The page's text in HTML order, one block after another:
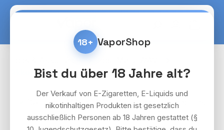
Zum Hauptinhalt springen
Akkuträger
Bildergalerie überspringen
18+ VaporShop
Bist du über 18 Jahre alt?
Der Verkauf von E-Zigaretten, E-Liquids und
nikotinhaltigen Produkten ist gesetzlich
ausschließlich Personen ab 18 Jahren gestattet (§